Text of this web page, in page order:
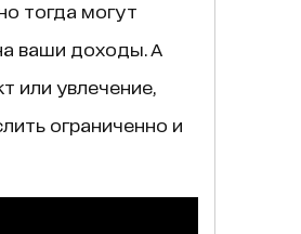
тогда могут
ваши доходы. А
или увлечение,
ограниченно и